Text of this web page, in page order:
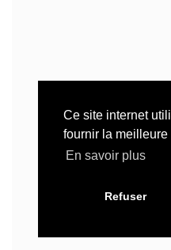
Ce site internet
fournir la
En savoir plus
Refuser